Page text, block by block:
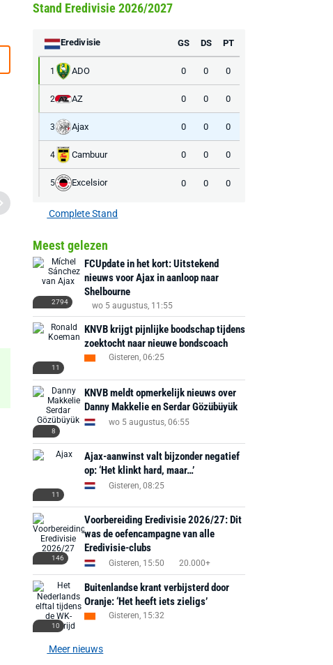
MediaMarkt
EA Sports FC 26 -
€ 29,99
AANBIEDING -40%
€ 78,00€ 130,00
Stand Eredivisie 2026/2027
Eredivisie GS DS PT
1 ADO 0 0 0
2 AZ 0 0 0
3 Ajax 0 0 0
4 Cambuur 0 0 0
5 Excelsior 0 0 0
Complete Stand
Meest gelezen
2794
FCUpdate in het kort: Uitstekend
nieuws voor Ajax in aanloop naar
Shelbourne
wo 5 augustus, 11:55
11
KNVB krijgt pijnlijke boodschap tijdens
zoektocht naar nieuwe bondscoach
Gisteren, 06:25
8
KNVB meldt opmerkelijk nieuws over
Danny Makkelie en Serdar Gözübüyük
wo 5 augustus, 06:55
11
Ajax-aanwinst valt bijzonder negatief
op: ‘Het klinkt hard, maar…’
Gisteren, 08:25
146
Voorbereiding Eredivisie 2026/27: Dit
was de oefencampagne van alle
Eredivisie-clubs
Gisteren, 15:50 20.000+
10
Buitenlandse krant verbijsterd door
Oranje: ‘Het heeft iets zieligs’
Gisteren, 15:32
Meer nieuws